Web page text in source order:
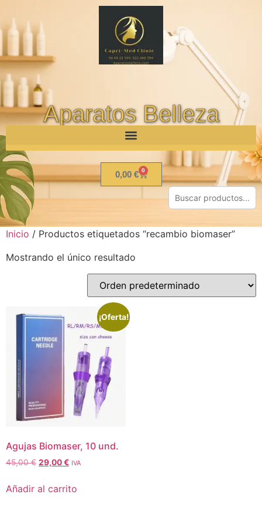
Aparatos Belleza
0,00 € 0
Inicio / Productos etiquetados “recambio biomaser”
Mostrando el único resultado
¡Oferta!
Agujas Biomaser, 10 und.
45,00€ 29,00€ IVA
Añadir al carrito